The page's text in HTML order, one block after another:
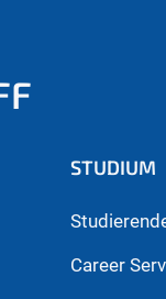
STUDIUM
Career